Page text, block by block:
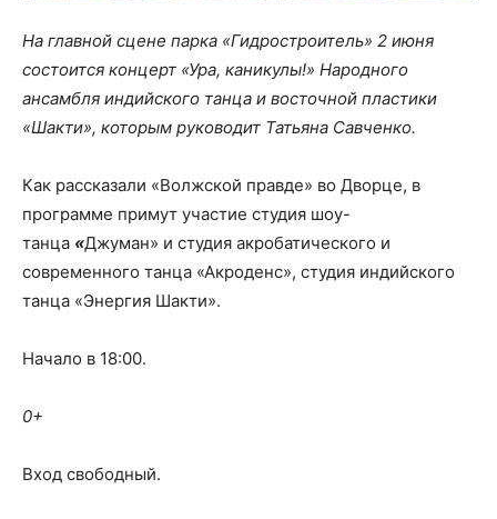
На главной сцене парка «Гидростроитель» 2 июня
состоится концерт «Ура, каникулы!» Народного
ансамбля индийского танца и восточной пластики
«Шакти», которым руководит Татьяна Савченко.
Как рассказали «Волжской правде» во Дворце, в
программе примут участие студия шоу-
танца «Джуман» и студия акробатического и
современного танца «Акроденс», студия индийского
танца «Энергия Шакти».
Начало в 18:00.
0+
Вход свободный.